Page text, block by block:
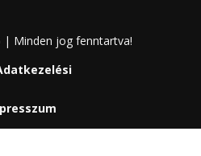
| Minden jog fenntartva!